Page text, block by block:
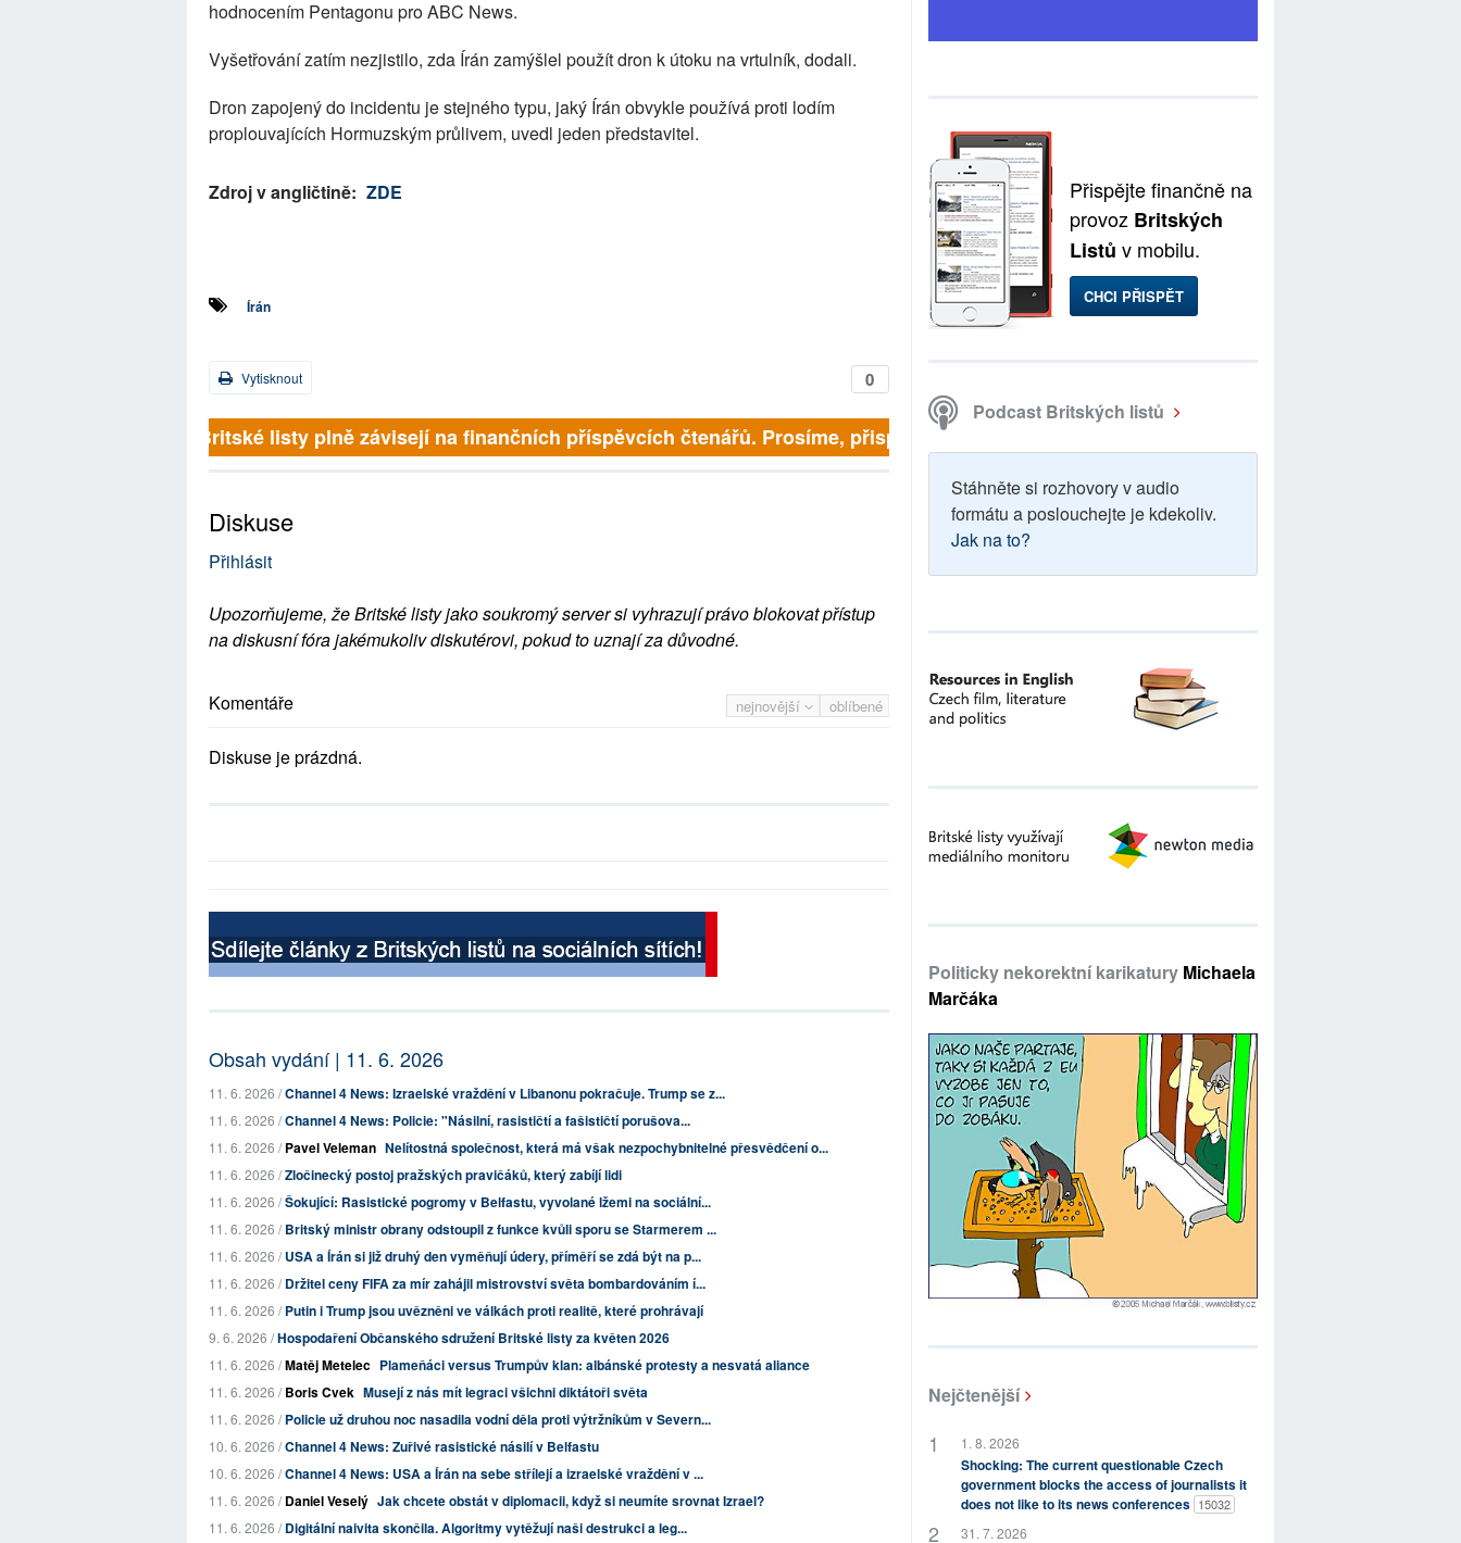
hodnocením Pentagonu pro ABC News.
Vyšetřování zatím nezjistilo, zda Írán zamýšlel použít dron k útoku na vrtulník, dodali.
Dron zapojený do incidentu je stejného typu, jaký Írán obvykle používá proti lodím
proplouvajících Hormuzským průlivem, uvedl jeden představitel.
Zdroj v angličtině: ZDE
Írán
0
Vytisknout
Britské listy plně závisejí na finančních příspěvcích čtenářů. Prosíme, přispějte. ➥
Diskuse
Přihlásit
Upozorňujeme, že Britské listy jako soukromý server si vyhrazují právo blokovat přístup
na diskusní fóra jakémukoliv diskutérovi, pokud to uznají za důvodné.
nejnovější oblíbené
Komentáře
Diskuse je prázdná.
Obsah vydání | 11. 6. 2026
11. 6. 2026 /Channel 4 News: Izraelské vraždění v Libanonu pokračuje. Trump se z...
11. 6. 2026 /Channel 4 News: Policie: "Násilní, rasističtí a fašističtí porušova...
11. 6. 2026 /Pavel Veleman Nelítostná společnost, která má však nezpochybnitelné přesvědčení o...
11. 6. 2026 /Zločinecký postoj pražských pravičáků, který zabíjí lidi
11. 6. 2026 /Šokující: Rasistické pogromy v Belfastu, vyvolané lžemi na sociální...
11. 6. 2026 /Britský ministr obrany odstoupil z funkce kvůli sporu se Starmerem ...
11. 6. 2026 /USA a Írán si již druhý den vyměňují údery, příměří se zdá být na p...
11. 6. 2026 /Držitel ceny FIFA za mír zahájil mistrovství světa bombardováním í...
11. 6. 2026 /Putin i Trump jsou uvězněni ve válkách proti realitě, které prohrávají
9. 6. 2026 /Hospodaření Občanského sdružení Britské listy za květen 2026
11. 6. 2026 /Matěj Metelec Plameňáci versus Trumpův klan: albánské protesty a nesvatá aliance
11. 6. 2026 /Boris Cvek Musejí z nás mít legraci všichni diktátoři světa
11. 6. 2026 /Policie už druhou noc nasadila vodní děla proti výtržníkům v Severn...
10. 6. 2026 /Channel 4 News: Zuřivé rasistické násilí v Belfastu
10. 6. 2026 /Channel 4 News: USA a Írán na sebe střílejí a izraelské vraždění v ...
11. 6. 2026 /Daniel Veselý Jak chcete obstát v diplomacii, když si neumíte srovnat Izrael?
11. 6. 2026 /Digitální naivita skončila. Algoritmy vytěžují naši destrukci a leg...
Přispějte finančně na
provoz Britských
Listů v mobilu.
CHCI PŘISPĚT
Podcast Britských listů
Stáhněte si rozhovory v audio
formátu a poslouchejte je kdekoliv.
Jak na to?
Politicky nekorektní karikatury Michaela
Marčáka
Nejčtenější
1. 8. 2026
Shocking: The current questionable Czech
government blocks the access of journalists it
does not like to its news conferences 15032
31. 7. 2026